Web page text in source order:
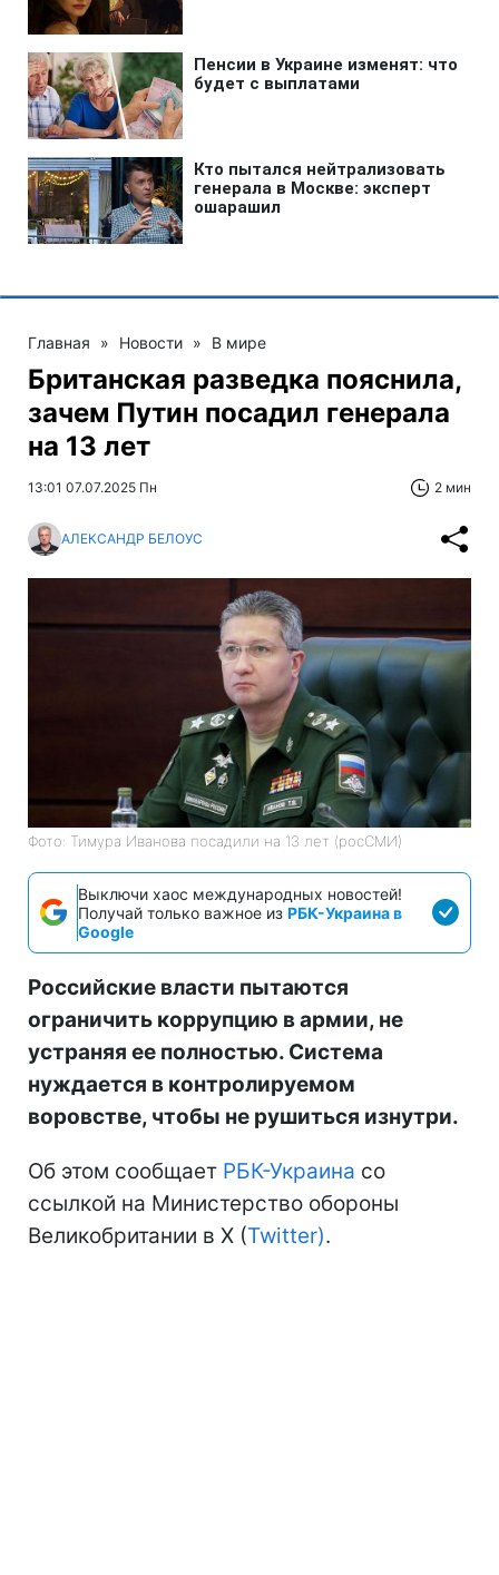
Главная » Новости » В мире
Британская разведка пояснила,
зачем Путин посадил генерала
на 13 лет
13:01 07.07.2025 Пн 2 мин
АЛЕКСАНДР БЕЛОУС
Фото: Тимура Иванова посадили на 13 лет (росСМИ)
Выключи хаос международных новостей!
Получай только важное из РБК-Украина в
Google
Российские власти пытаются
ограничить коррупцию в армии, не
устраняя ее полностью. Система
нуждается в контролируемом
воровстве, чтобы не рушиться изнутри.
Об этом сообщает РБК-Украина со
ссылкой на Министерство обороны
Великобритании в X (Twitter).